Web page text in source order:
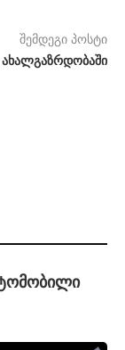
შემდეგი პოსტი